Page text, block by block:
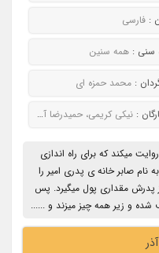
: فارسی
سنی : همه سنین
: محمد حمزه ای
: نیکی کریمی، حمیدرضا آذرنگ، هومن سیدی، لیلا زارع
میکند که برای راه اندازی
نام صابر خانه ی پدری امیر را
پدرش مقداری پول میگیرد. پس
شده و زیر همه چیز میزند و ......